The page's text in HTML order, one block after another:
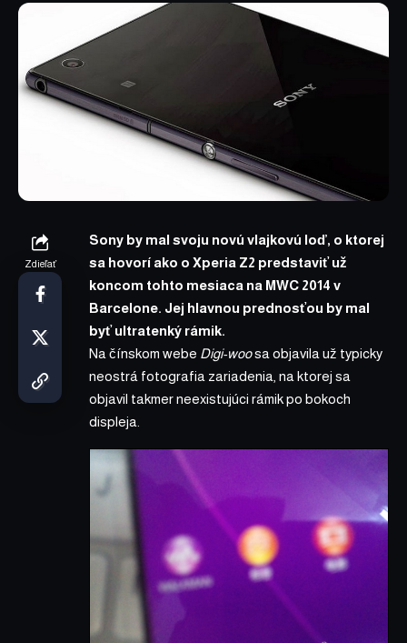
Zdieľať
Sony by mal svoju novú vlajkovú loď, o ktorej
sa hovorí ako o Xperia Z2 predstaviť už
koncom tohto mesiaca na MWC 2014 v
Barcelone. Jej hlavnou prednosťou by mal
byť ultratenký rámik.
Na čínskom webe Digi-woosa objavila už typicky
neostrá fotografia zariadenia, na ktorej sa
objavil takmer neexistujúci rámik po bokoch
displeja.